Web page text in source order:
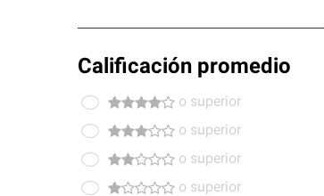
Calificación promedio
o superior
o superior
o superior
o superior